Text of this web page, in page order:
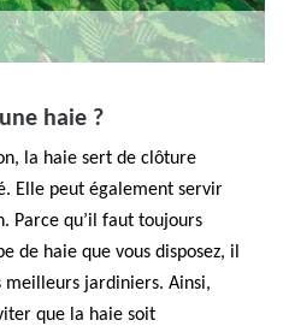
haie ?
la haie sert de clôture
Elle peut également servir
Parce qu’il faut toujours
de haie que vous disposez, il
meilleurs jardiniers. Ainsi,
que la haie soit